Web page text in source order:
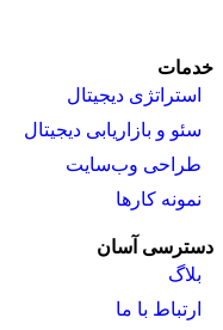
خدمات
استراتژی دیجیتال
سئو و بازاریابی دیجیتال
طراحی وب‌سایت
نمونه کارها
دسترسی آسان
بلاگ
ارتباط با ما